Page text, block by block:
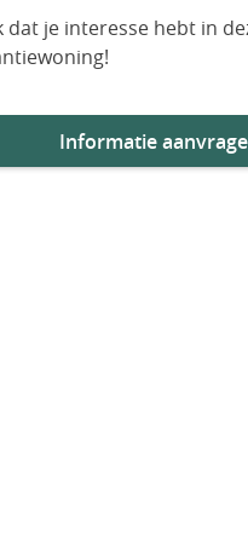
dat je interesse hebt in
Informatie